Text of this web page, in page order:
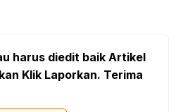
harus diedit baik Artikel
Klik Laporkan. Terima